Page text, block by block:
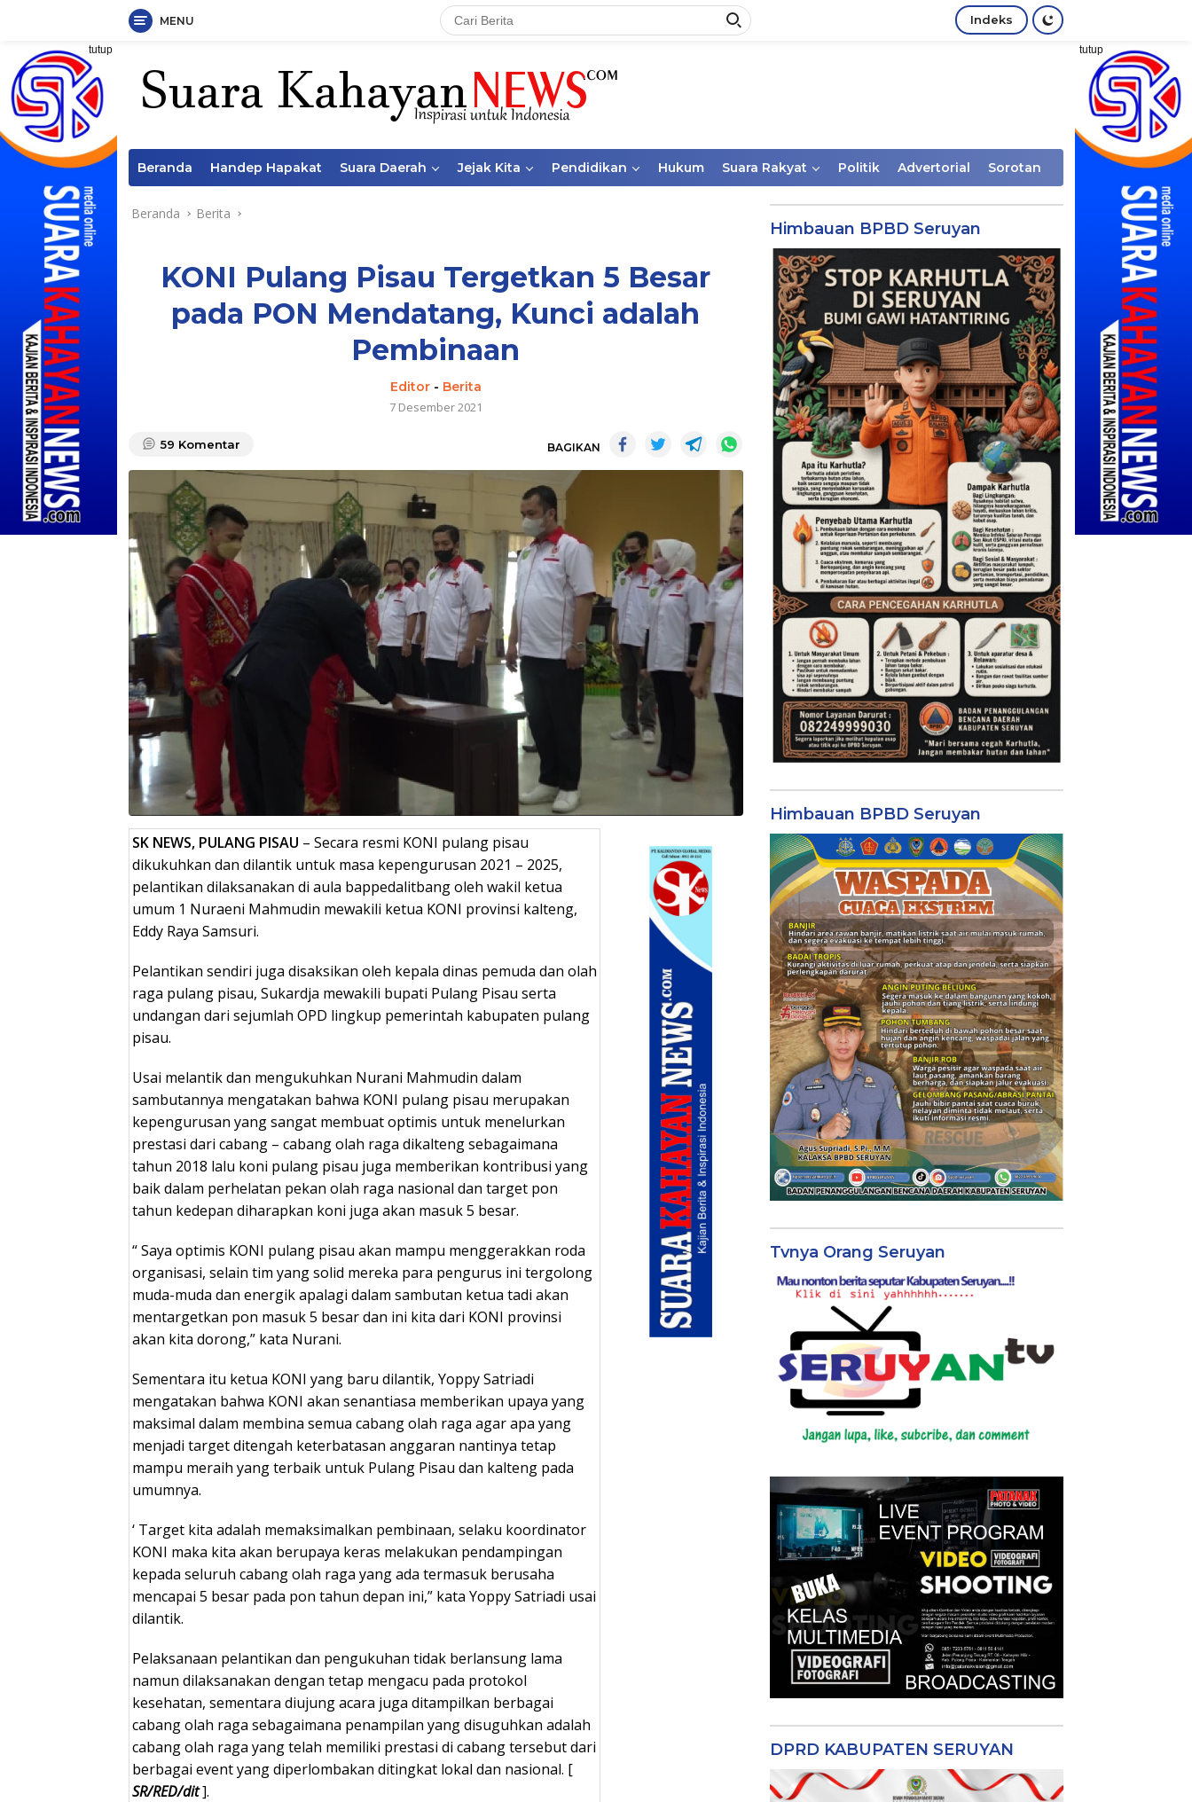
Langsung
konten
MENU Indeks
tutup tutup
Beranda Handep Hapakat Suara Daerah Jejak Kita Pendidikan Hukum Suara Rakyat Politik Advertorial Sorotan
Beranda Berita
KONI Pulang Pisau Tergetkan 5 Besar
pada PON Mendatang, Kunci adalah
Pembinaan
Editor- Berita
7 Desember 2021
59 Komentar BAGIKAN
SK NEWS, PULANG PISAU – Secara resmi KONI pulang pisau
dikukuhkan dan dilantik untuk masa kepengurusan 2021 – 2025,
pelantikan dilaksanakan di aula bappedalitbang oleh wakil ketua
umum 1 Nuraeni Mahmudin mewakili ketua KONI provinsi kalteng,
Eddy Raya Samsuri.
Pelantikan sendiri juga disaksikan oleh kepala dinas pemuda dan olah
raga pulang pisau, Sukardja mewakili bupati Pulang Pisau serta
undangan dari sejumlah OPD lingkup pemerintah kabupaten pulang
pisau.
Usai melantik dan mengukuhkan Nurani Mahmudin dalam
sambutannya mengatakan bahwa KONI pulang pisau merupakan
kepengurusan yang sangat membuat optimis untuk menelurkan
prestasi dari cabang – cabang olah raga dikalteng sebagaimana
tahun 2018 lalu koni pulang pisau juga memberikan kontribusi yang
baik dalam perhelatan pekan olah raga nasional dan target pon
tahun kedepan diharapkan koni juga akan masuk 5 besar.
“ Saya optimis KONI pulang pisau akan mampu menggerakkan roda
organisasi, selain tim yang solid mereka para pengurus ini tergolong
muda-muda dan energik apalagi dalam sambutan ketua tadi akan
mentargetkan pon masuk 5 besar dan ini kita dari KONI provinsi
akan kita dorong,” kata Nurani.
Sementara itu ketua KONI yang baru dilantik, Yoppy Satriadi
mengatakan bahwa KONI akan senantiasa memberikan upaya yang
maksimal dalam membina semua cabang olah raga agar apa yang
menjadi target ditengah keterbatasan anggaran nantinya tetap
mampu meraih yang terbaik untuk Pulang Pisau dan kalteng pada
umumnya.
‘ Target kita adalah memaksimalkan pembinaan, selaku koordinator
KONI maka kita akan berupaya keras melakukan pendampingan
kepada seluruh cabang olah raga yang ada termasuk berusaha
mencapai 5 besar pada pon tahun depan ini,” kata Yoppy Satriadi usai
dilantik.
Pelaksanaan pelantikan dan pengukuhan tidak berlansung lama
namun dilaksanakan dengan tetap mengacu pada protokol
kesehatan, sementara diujung acara juga ditampilkan berbagai
cabang olah raga sebagaimana penampilan yang disuguhkan adalah
cabang olah raga yang telah memiliki prestasi di cabang tersebut dari
berbagai event yang diperlombakan ditingkat lokal dan nasional. [
SR/RED/dit].
Himbauan BPBD Seruyan
Himbauan BPBD Seruyan
Tvnya Orang Seruyan
DPRD KABUPATEN SERUYAN